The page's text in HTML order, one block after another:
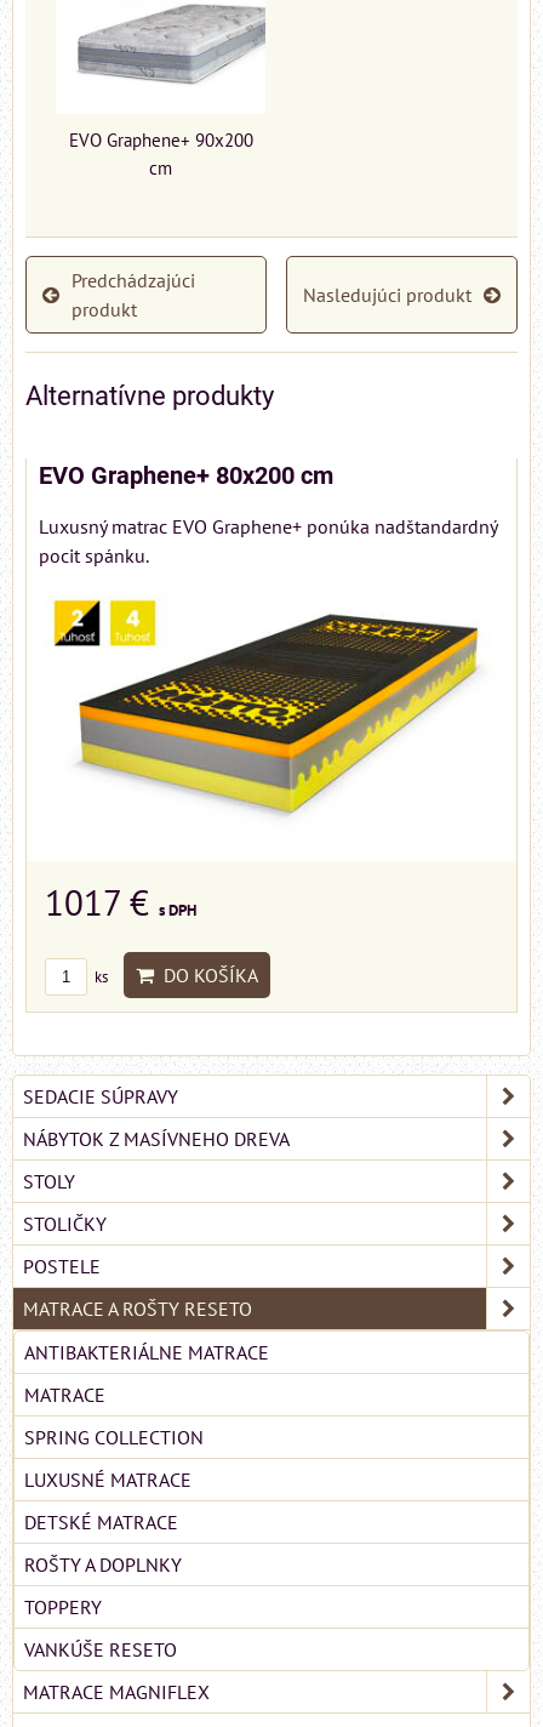
EVO Graphene+ 90x200
cm
Predchádzajúci
produkt
Nasledujúci produkt
Alternatívne produkty
EVO Graphene+ 80x200 cm
Luxusný matrac EVO Graphene+ ponúka nadštandardný
pocit spánku.
1017 € s DPH
ks DO KOŠÍKA
SEDACIE SÚPRAVY
NÁBYTOK Z MASÍVNEHO DREVA
STOLY
STOLIČKY
POSTELE
MATRACE A ROŠTY RESETO
ANTIBAKTERIÁLNE MATRACE
MATRACE
SPRING COLLECTION
LUXUSNÉ MATRACE
DETSKÉ MATRACE
ROŠTY A DOPLNKY
TOPPERY
VANKÚŠE RESETO
MATRACE MAGNIFLEX